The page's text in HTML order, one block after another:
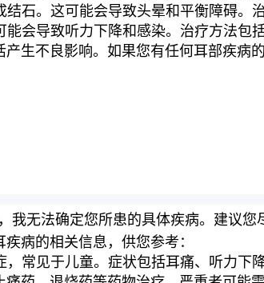
石。这可能会导致头晕和平衡障碍。
会导致听力下降和感染。治疗方法包
生不良影响。如果您有任何耳部疾病
我无法确定您所患的具体疾病。建议
病的相关信息，供您参考：
常见于儿童。症状包括耳痛、听力下